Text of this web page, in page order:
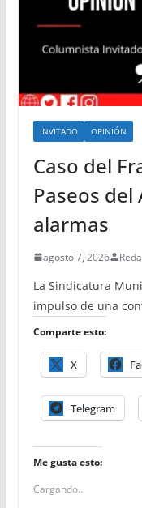
INVITADO OPINIÓN
Caso del
Paseos del
alarmas
agosto 7, 2026
La Sindicatura
impulso de una
Comparte esto:
X
Telegram
Me gusta esto:
Cargando...